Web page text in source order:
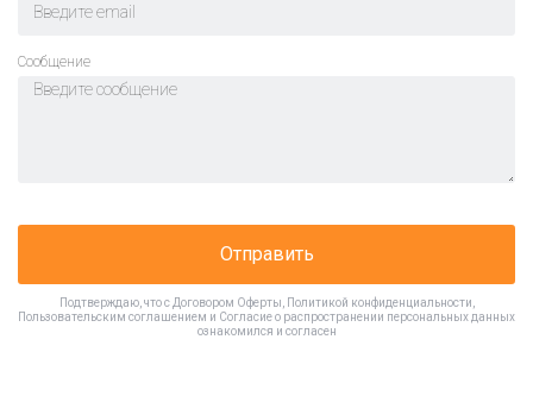
Cообщение
Отправить
Подтверждаю, что с Договором Оферты Политикой конфиденциальности
Пользовательским соглашением и Согласие о распространении персональных данных
ознакомился и согласен